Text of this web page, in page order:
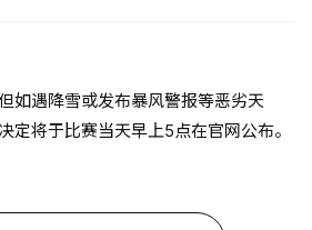
如遇降雪或发布暴风警报等恶劣天
定将于比赛当天早上5点在官网公布。